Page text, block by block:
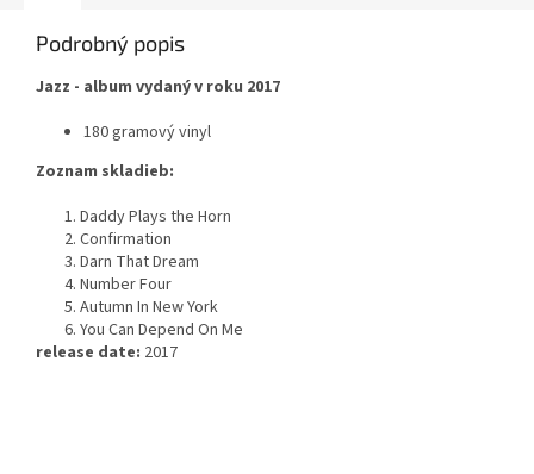
Podrobný popis
Jazz - album vydaný v roku 2017
180 gramový vinyl
Zoznam skladieb:
1. Daddy Plays the Horn
2. Confirmation
3. Darn That Dream
4. Number Four
5. Autumn In New York
6. You Can Depend On Me
release date: 2017